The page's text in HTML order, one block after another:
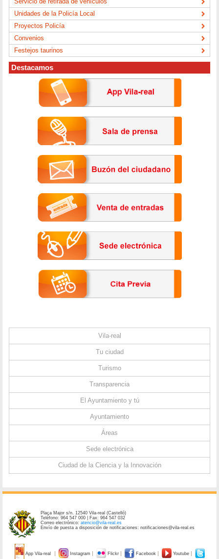
Unidades de la Policía Local
Proyectos Policía
Convenios
Festejos taurinos
Destacamos
Vila-real
Tu ciudad
Turismo
Transparencia
El Ayuntamiento y tú
Ayuntamiento
Áreas
Sede electrónica
Ciudad de la Ciencia y la Innovación
Plaça Major s/n. 12540 Vila-real (Castelló)
Teléfono: 964 547 000 | Fax: 964 547 032
Correo electrónico:atencio@vila-real.es
Envío de puesta a disposición de notificaciones: notificaciones@vila-real.es
App Vila-real Instagram Flickr Facebook Youtube